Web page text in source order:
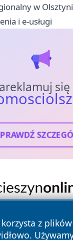
w
i e-usługi
się
z